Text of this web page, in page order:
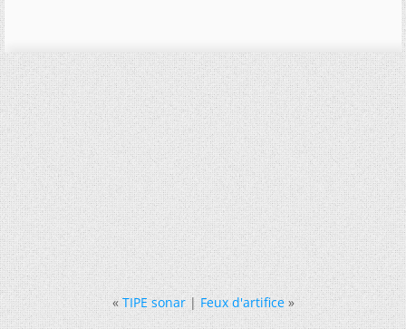
« TIPE sonar|Feux d'artifice »